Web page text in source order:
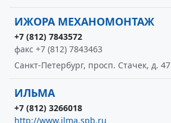
ИЖОРА МЕХАНОМОНТАЖ
+7 (812) 7843572
факс +7 (812) 7843463
Санкт-Петербург, просп. Стачек, д. 47
ИЛЬМА
+7 (812) 3266018
http://www.ilma.spb.ru